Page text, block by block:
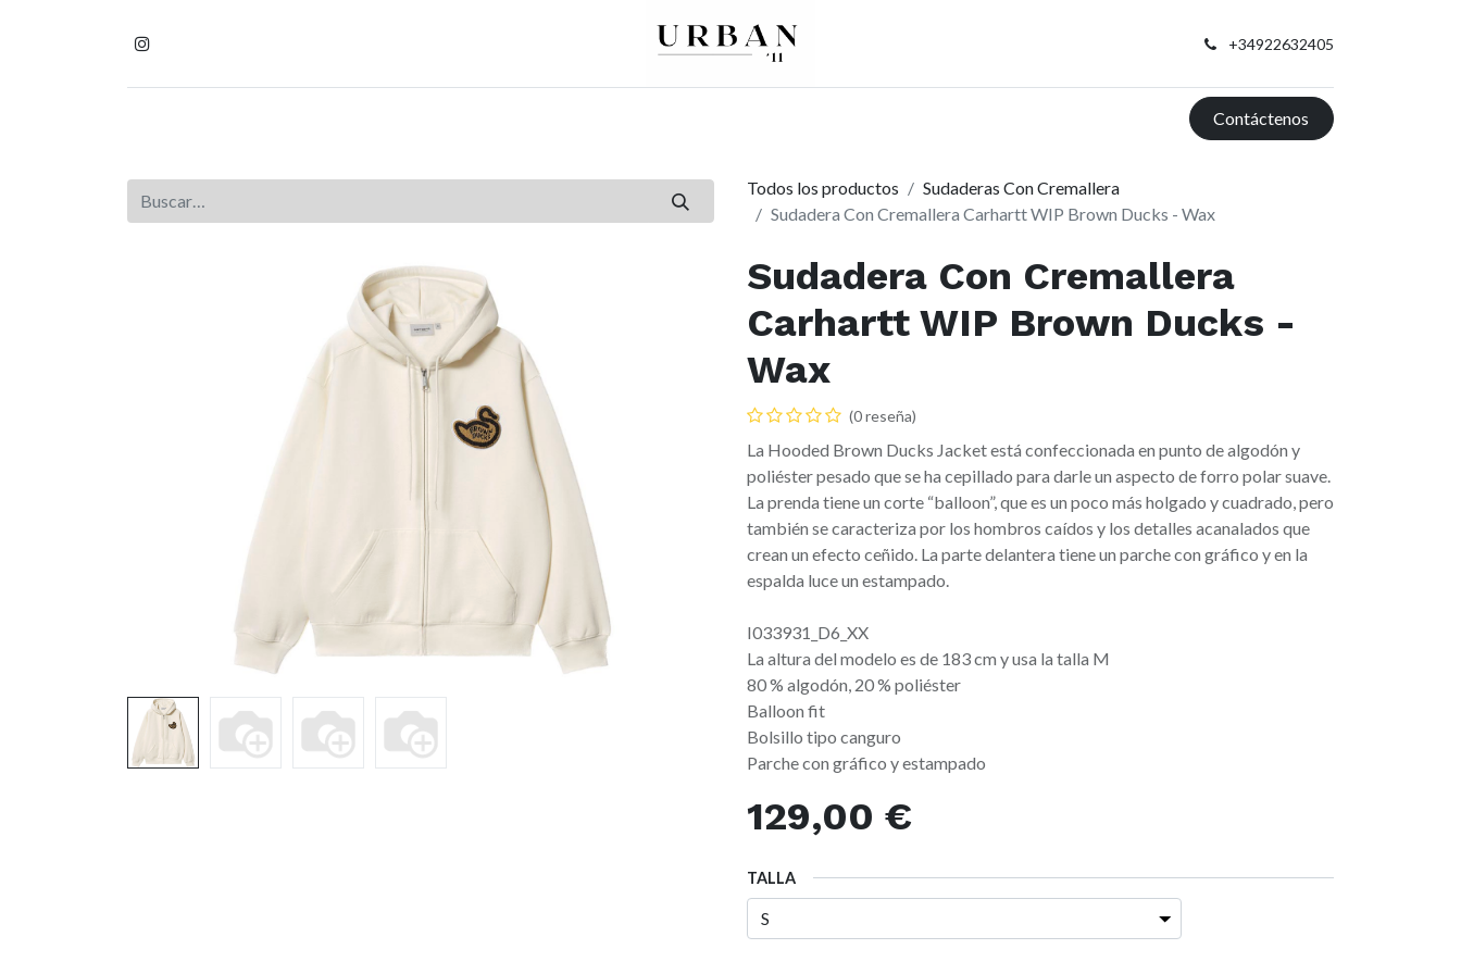
+34922632405
Contáctenos
Todos los productos
Sudaderas Con Cremallera
Sudadera Con Cremallera Carhartt WIP Brown Ducks - Wax
Sudadera Con Cremallera
Carhartt WIP Brown Ducks -
Wax
(0 reseña)
La Hooded Brown Ducks Jacket está confeccionada en punto de algodón y
poliéster pesado que se ha cepillado para darle un aspecto de forro polar suave.
La prenda tiene un corte “balloon”, que es un poco más holgado y cuadrado, pero
también se caracteriza por los hombros caídos y los detalles acanalados que
crean un efecto ceñido. La parte delantera tiene un parche con gráfico y en la
espalda luce un estampado.
I033931_D6_XX
La altura del modelo es de 183 cm y usa la talla M
80 % algodón, 20 % poliéster
Balloon fit
Bolsillo tipo canguro
Parche con gráfico y estampado
129,00 €
TALLA